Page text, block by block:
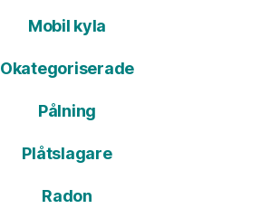
Mobil kyla
Okategoriserade
Pålning
Plåtslagare
Radon